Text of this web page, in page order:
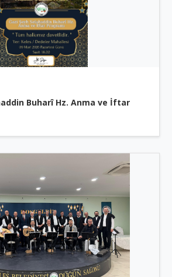
Buharî Hz. Anma ve İftar